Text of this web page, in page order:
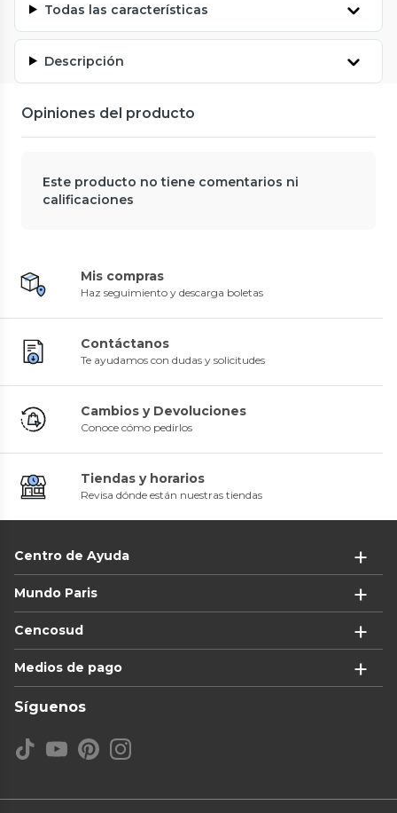
Todas las características
Descripción
Opiniones del producto
Este producto no tiene comentarios ni
calificaciones
Mis compras
Haz seguimiento y descarga boletas
Contáctanos
Te ayudamos con dudas y solicitudes
Cambios y Devoluciones
Conoce cómo pedirlos
Tiendas y horarios
Revisa dónde están nuestras tiendas
Centro de Ayuda
Mundo Paris
Cencosud
Medios de pago
Síguenos